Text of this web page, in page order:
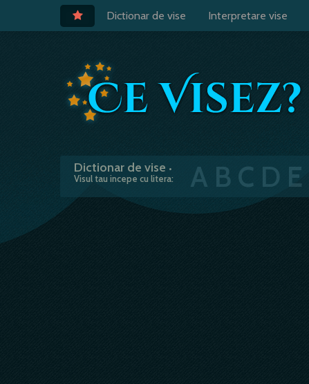
Dictionar de vise Interpretare vise
Dictionar de vise •
Visul tau incepe cu litera:
A B C D E